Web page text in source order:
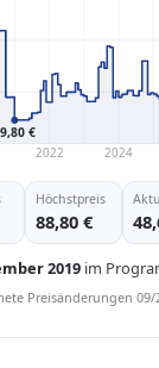
2022 2024
€
Höchstpreis
88,80 €
2019 im
Preisänderungen 09/